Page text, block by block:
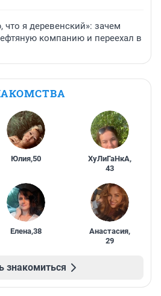
что я деревенский»: зачем
компанию и переехал в
Юлия,50 ХуЛиГаНкА,
43
Елена,38 Анастасия,
29
знакомиться